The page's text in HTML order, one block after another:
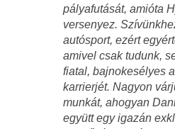
pályafutását, amióta
versenyez.
autósport, ezért
amivel csak tudunk,
fiatal, bajnokesélyes
karrierjét. Nagyon
munkát, ahogyan
együtt egy igazán